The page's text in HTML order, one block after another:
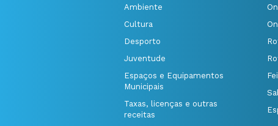
Ambiente
Cultura
Desporto
Juventude
Espaços e Equipamentos
Municipais
Taxas, licenças e outras
receitas